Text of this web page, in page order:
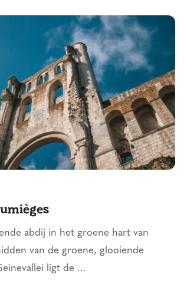
abdij in het groene hart van
van de groene, glooiende
ligt de ...